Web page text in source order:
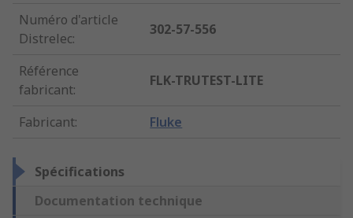
Numéro d'article
Distrelec:
302-57-556
Référence
fabricant:
FLK-TRUTEST-LITE
Fabricant: Fluke
Spécifications
Documentation technique